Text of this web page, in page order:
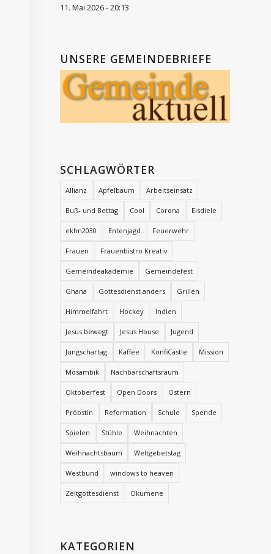
11. Mai 2026 - 20:13
UNSERE GEMEINDEBRIEFE
SCHLAGWÖRTER
Allianz Apfelbaum Arbeitseinsatz
Buß- und Bettag Cool Corona Eisdiele
ekhn2030 Entenjagd Feuerwehr
Frauen Frauenbistro Kreativ
Gemeindeakademie Gemeindefest
Ghana Gottesdienst anders Grillen
Himmelfahrt Hockey Indien
Jesus bewegt Jesus House Jugend
Jungschartag Kaffee KonfiCastle Mission
Mosambik Nachbarschaftsraum
Oktoberfest Open Doors Ostern
Pröbstin Reformation Schule Spende
Spielen Stühle Weihnachten
Weihnachtsbaum Weltgebetstag
Westbund windows to heaven
Zeltgottesdienst Ökumene
KATEGORIEN